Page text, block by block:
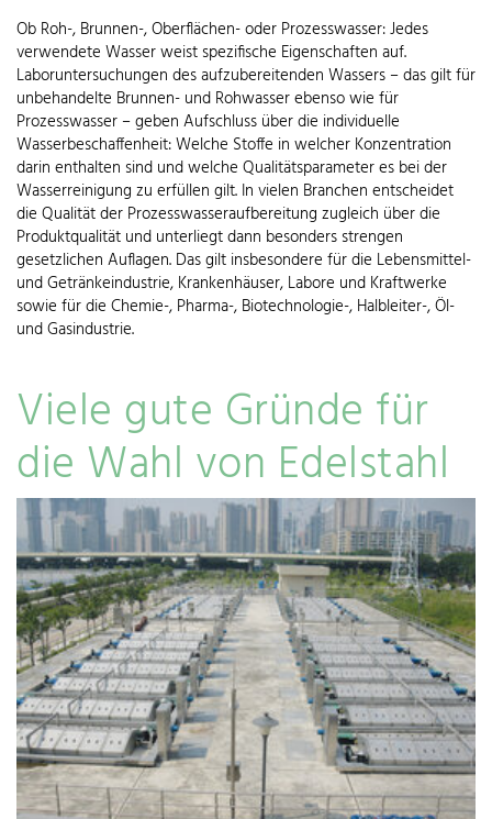
Ob Roh-, Brunnen-, Oberflächen- oder Prozesswasser: Jedes
verwendete Wasser weist spezifische Eigenschaften auf.
Laboruntersuchungen des aufzubereitenden Wassers – das gilt für
unbehandelte Brunnen- und Rohwasser ebenso wie für
Prozesswasser – geben Aufschluss über die individuelle
Wasserbeschaffenheit: Welche Stoffe in welcher Konzentration
darin enthalten sind und welche Qualitätsparameter es bei der
Wasserreinigung zu erfüllen gilt. In vielen Branchen entscheidet
die Qualität der Prozesswasseraufbereitung zugleich über die
Produktqualität und unterliegt dann besonders strengen
gesetzlichen Auflagen. Das gilt insbesondere für die Lebensmittel-
und Getränkeindustrie, Krankenhäuser, Labore und Kraftwerke
sowie für die Chemie-, Pharma-, Biotechnologie-, Halbleiter-, Öl-
und Gasindustrie.
Viele gute Gründe für
die Wahl von Edelstahl